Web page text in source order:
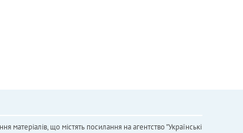
матеріалів, що містять посилання на агентство "Українськi